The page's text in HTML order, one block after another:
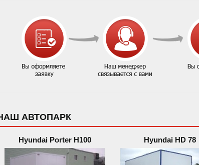
АВТОПАРК
Hyundai Porter H100 Hyundai HD 78